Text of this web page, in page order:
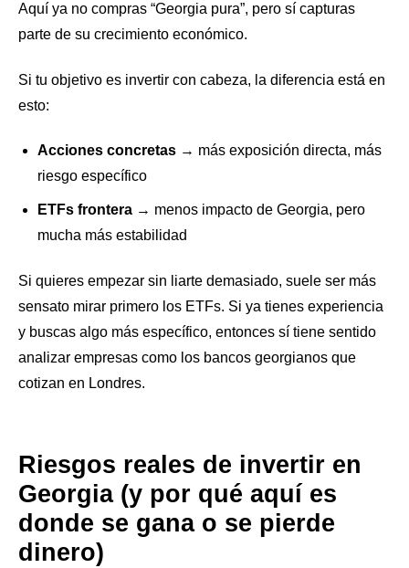
Aquí ya no compras “Georgia pura”, pero sí capturas
parte de su crecimiento económico.
Si tu objetivo es invertir con cabeza, la diferencia está en
esto:
Acciones concretas→ más exposición directa, más
riesgo específico
ETFs frontera→ menos impacto de Georgia, pero
mucha más estabilidad
Si quieres empezar sin liarte demasiado, suele ser más
sensato mirar primero los ETFs. Si ya tienes experiencia
y buscas algo más específico, entonces sí tiene sentido
analizar empresas como los bancos georgianos que
cotizan en Londres.
Riesgos reales de invertir en
Georgia (y por qué aquí es
donde se gana o se pierde
dinero)